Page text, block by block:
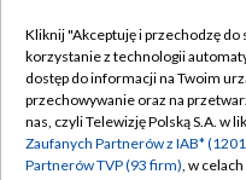
Abonament TVP
Emisja w TVP
Kliknij "Akceptuję i przechodzę do
korzystanie z technologii
dostęp do informacji na Twoim
przechowywanie oraz na
nas, czyli Telewizję Polską S.A. w
Zaufanych Partnerów z IAB*
Partnerów TVP (93 firm), w